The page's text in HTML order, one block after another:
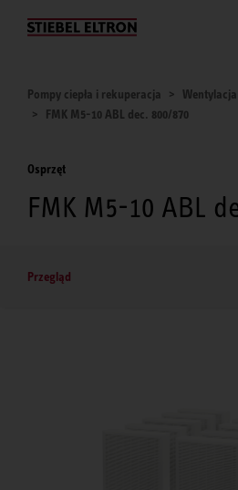
O nas
Pompy ciepła i rekuperacja
FMK M5-10 ABL dec. 800/870
Osprzęt
FMK M5-10 ABL
Przegląd